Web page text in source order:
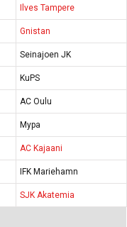
Ilves Tampere
Gnistan
Seinajoen JK
KuPS
AC Oulu
Mypa
AC Kajaani
IFK Mariehamn
SJK Akatemia